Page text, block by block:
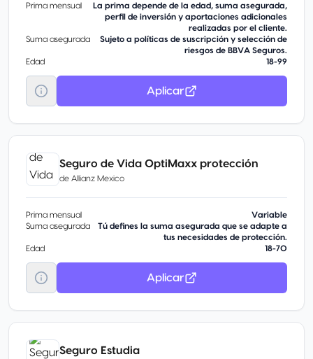
Prima mensual
La prima depende de la edad, suma asegurada,
perfil de inversión y aportaciones adicionales
realizadas por el cliente.
Suma asegurada
Sujeto a políticas de suscripción y selección de
riesgos de BBVA Seguros.
Edad
18-99
Aplicar
Seguro de Vida OptiMaxx protección
de Allianz Mexico
Prima mensual
Variable
Suma asegurada
Tú defines la suma asegurada que se adapte a
tus necesidades de protección.
Edad
18-70
Aplicar
Seguro Estudia